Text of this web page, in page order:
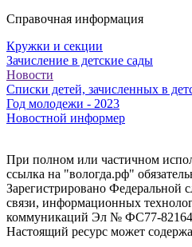
Справочная информация
Кружки и секции
Зачисление в детские сады
Новости
Списки детей, зачисленных в
Год молодежи - 2023
Новостной информер
При полном или частичном
ссылка на "вологда.рф"
Зарегистрировано Федеральной
связи, информационных
коммуникаций Эл № ФС77-82164
Настоящий ресурс может